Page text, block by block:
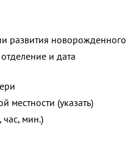
развития новорожденного
и дата
местности (указать)
час, мин.)